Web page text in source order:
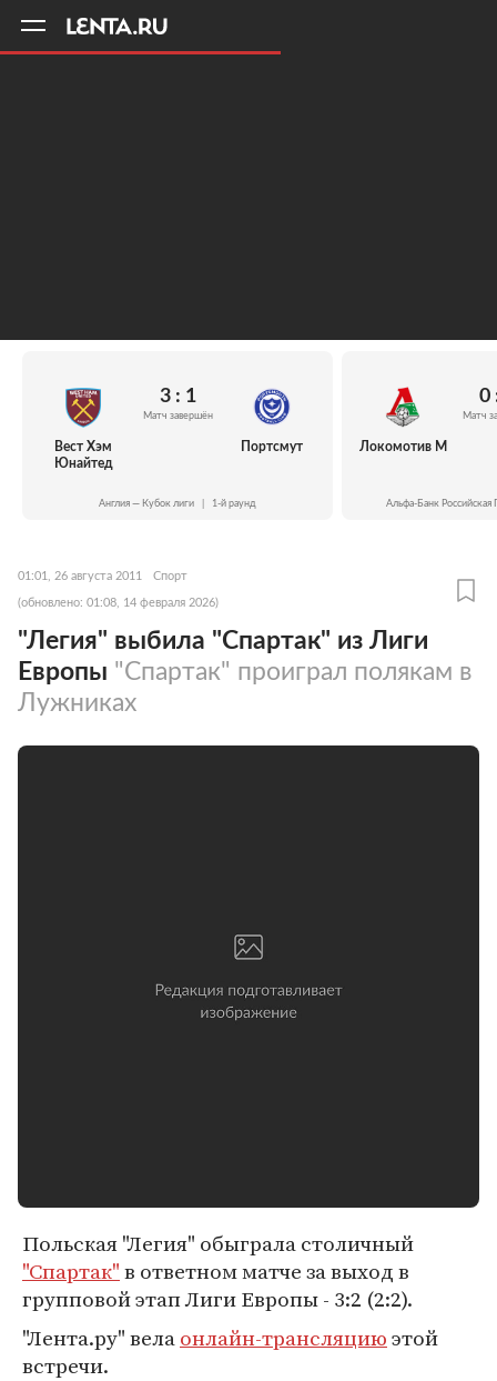
Вест Хэм
Юнайтед
3 : 1
Матч завершён
Портсмут
Англия — Кубок лиги 1-й раунд
Локомотив М
0
Матч
Альфа-Банк Российская
01:01, 26 августа 2011 Спорт
(обновлено: 01:08, 14 февраля 2026)
"Легия" выбила "Спартак" из Лиги
Европы "Спартак" проиграл полякам в
Лужниках
Польская "Легия" обыграла столичный
"Спартак"в ответном матче за выход в
групповой этап Лиги Европы - 3:2 (2:2).
"Лента.ру" велаонлайн-трансляциюэтой
встречи.